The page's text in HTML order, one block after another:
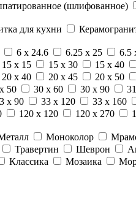
(шлифованное)
для кухни
6 x 24.6 6.25 x 25 6.5
15 x 15 15 x 30 15 x 40
20 x 40 20 x 45 20 x 50
50 30 x 60 30 x 90
x 90 33 x 120 33 x 160
120 x 120 120 x 270
Моноколор
Травертин Шеврон
Классика Мозаика